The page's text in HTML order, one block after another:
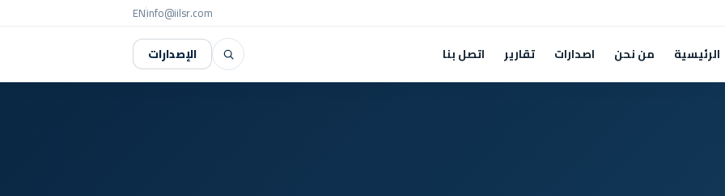
info@iilsr.com
EN
الرئيسية من نحن اصدارات تقارير اتصل بنا Search الإصدارات